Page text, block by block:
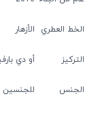
الخط العطري الأزهار
التركيز أو دي
الجنس للجنسين